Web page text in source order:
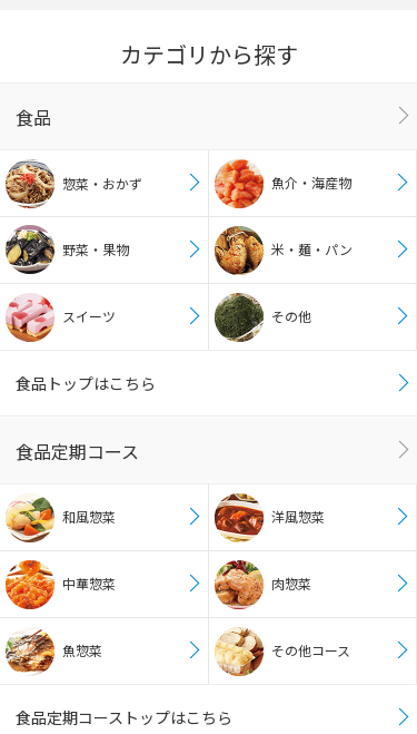
カテゴリから探す
食品
惣菜・おかず 魚介・海産物
野菜・果物 米・麺・パン
スイーツ その他
食品トップはこちら
食品定期コース
和風惣菜 洋風惣菜
中華惣菜 肉惣菜
魚惣菜 その他コース
食品定期コーストップはこちら